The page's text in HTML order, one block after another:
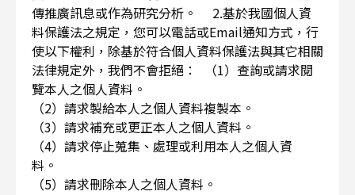
傳推廣訊息或作為研究分析。 2.基於我國個人資
料保護法之規定，您可以電話或Email通知方式，行
使以下權利，除基於符合個人資料保護法與其它相關
法律規定外，我們不會拒絕： （1）查詢或請求閱
覽本人之個人資料。
（2）請求製給本人之個人資料複製本。
（3）請求補充或更正本人之個人資料。
（4）請求停止蒐集、處理或利用本人之個人資
料。
（5）請求刪除本人之個人資料。